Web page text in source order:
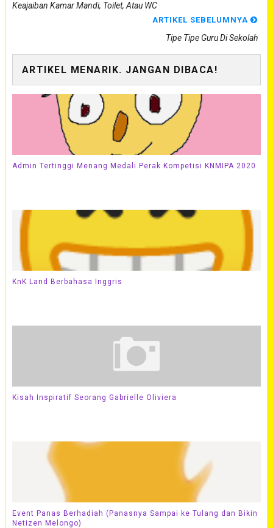
Keajaiban Kamar Mandi, Toilet, Atau WC
ARTIKEL SEBELUMNYA
Tipe Tipe Guru Di Sekolah
ARTIKEL MENARIK. JANGAN DIBACA!
Admin Tertinggi Menang Medali Perak Kompetisi KNMIPA 2020
KnK Land Berbahasa Inggris
Kisah Inspiratif Seorang Gabrielle Oliviera
Event Panas Berhadiah (Panasnya Sampai ke Tulang dan Bikin
Netizen Melongo)